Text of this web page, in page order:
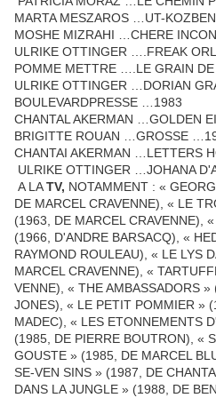
MARTA MESZAROS …UT-
MOSHE MIZRAHI …CHERE
ULRIKE OTTINGER ….FREAK
POMME METTRE ….LE GRAIN
ULRIKE OTTINGER …DORIAN
BOULEVARDPRESSE …1983
CHANTAL AKERMAN …GOLDEN
BRI­GITTE ROUAN …GROSSE
CHANTAI AKER­MAN …LETTERS
ULRIKE OT­TINGER …JOHANA
A LATV, NOTAMMENT : «
DE MARCEL CRAVENNE), « LE
(1963, DE MARCEL CRAVENNE),
(1966, D'ANDRE BARSACQ), «
RAYMOND ROULEAU), « LE LYS
MARCEL CRAVENNE), «
VENNE), « THE AMBASSADORS
JONES), « LE PETIT POMMIER »
MADEC), « LES ETONNEMENTS
(1985, DE PIERRE BOUTRON), «
GOUSTE » (1985, DE MARCEL
SE-VEN SINS » (1987, DE
DANS LA JUNGLE » (1988, DE